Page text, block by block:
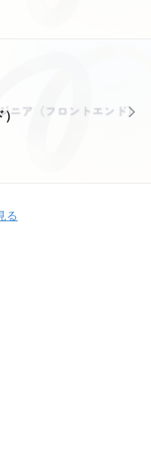
）
る